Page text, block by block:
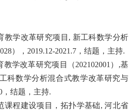
教学改革研究项目, 新工科数学分析
），2019.12-2021.7，结题，主持.
学改革研究项目（202102001）,基
科数学分析混合式教学改革研究与
，结题，主持.
课程建设项目，拓扑学基础, 河北省